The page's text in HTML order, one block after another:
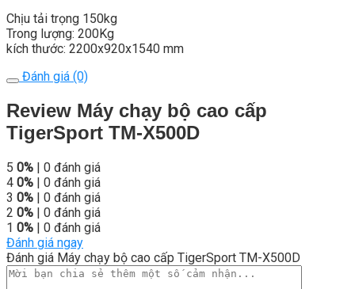
Chịu tải trọng 150kg
Trong lượng: 200Kg
kích thước: 2200x920x1540 mm
Đánh giá (0)
Review Máy chạy bộ cao cấp
TigerSport TM-X500D
5 0% | 0 đánh giá
4 0% | 0 đánh giá
3 0% | 0 đánh giá
2 0% | 0 đánh giá
1 0% | 0 đánh giá
Đánh giá ngay
Đánh giá Máy chạy bộ cao cấp TigerSport TM-X500D